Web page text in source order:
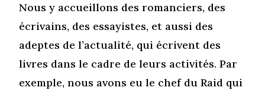
Nous y accueillons des romanciers, des
écrivains, des essayistes, et aussi des
adeptes de l’actualité, qui écrivent des
livres dans le cadre de leurs activités. Par
exemple, nous avons eu le chef du Raid qui